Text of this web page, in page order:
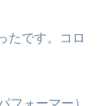
たです。コロ